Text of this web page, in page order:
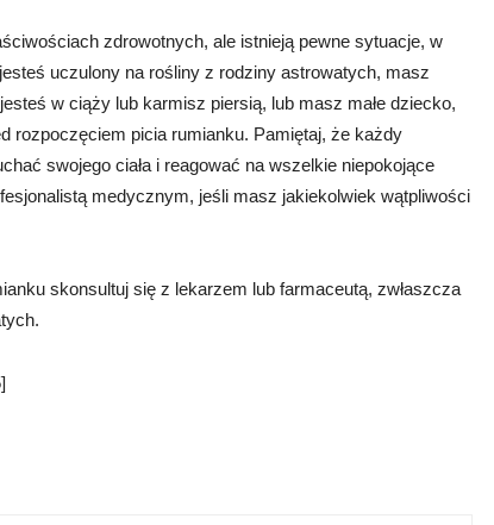
zdrowotnych, ale istnieją pewne sytuacje, w
uczulony na rośliny z rodziny astrowatych, masz
w ciąży lub karmisz piersią, lub masz małe dziecko,
rozpoczęciem picia rumianku. Pamiętaj, że każdy
swojego ciała i reagować na wszelkie niepokojące
medycznym, jeśli masz jakiekolwiek wątpliwości
skonsultuj się z lekarzem lub farmaceutą, zwłaszcza